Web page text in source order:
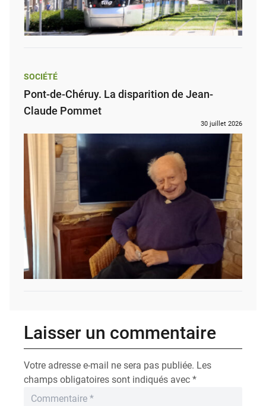
SOCIÉTÉ
Pont-de-Chéruy. La disparition de Jean-
Claude Pommet
30 juillet 2026
Laisser un commentaire
Votre adresse e-mail ne sera pas publiée. Les
champs obligatoires sont indiqués avec *